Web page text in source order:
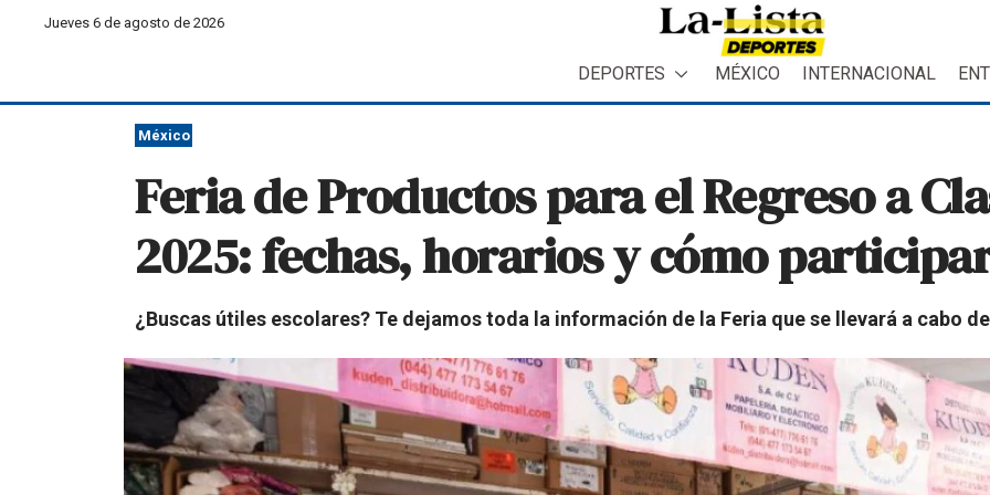
Jueves 6 de agosto de 2026
DEPORTES MÉXICO INTERNACIONAL
México
Feria de Productos para el Regreso a
2025: fechas, horarios y cómo
¿Buscas útiles escolares? Te dejamos toda la información de la Feria que se llevará a cabo